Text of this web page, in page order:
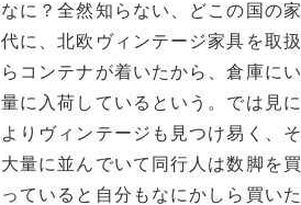
なに？全然知らない、どこの国の
代に、北欧ヴィンテージ家具を取
らコンテナが着いたから、倉庫に
量に入荷しているという。では見
よりヴィンテージも見つけ易く、
大量に並んでいて同行人は数脚を
っていると自分もなにかしら買い